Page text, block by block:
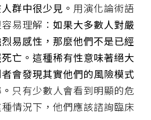
群中很少見。 用演化論術語
易理解： 如果大多數人對嚴
易感性，那麼他們不是已經
亡。這種稀有性意味著絕大
會發現其實他們的風險模式
只有少數人會看到明顯的危
情況下，他們應該諮詢臨床